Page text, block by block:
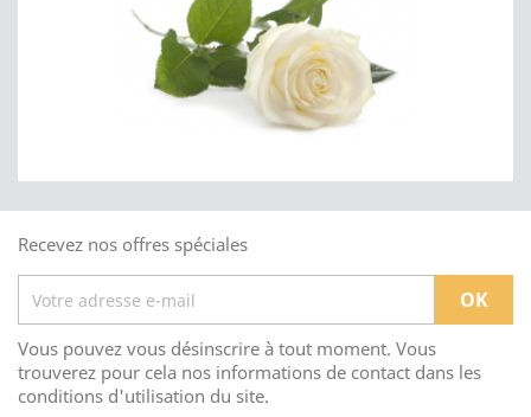
Recevez nos offres spéciales
Vous pouvez vous désinscrire à tout moment. Vous
trouverez pour cela nos informations de contact dans les
conditions d'utilisation du site.